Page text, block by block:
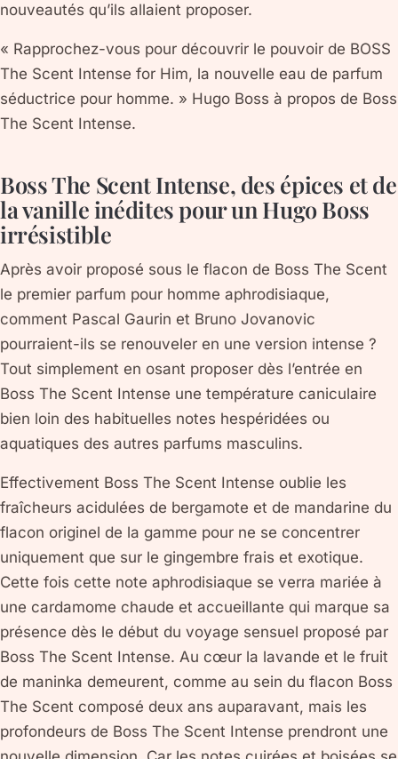
nouveautés qu’ils allaient proposer.
« Rapprochez-vous pour découvrir le pouvoir de BOSS
The Scent Intense for Him, la nouvelle eau de parfum
séductrice pour homme. » Hugo Boss à propos de Boss
The Scent Intense.
Boss The Scent Intense, des épices et de
la vanille inédites pour un Hugo Boss
irrésistible
Après avoir proposé sous le flacon de Boss The Scent
le premier parfum pour homme aphrodisiaque,
comment Pascal Gaurin et Bruno Jovanovic
pourraient-ils se renouveler en une version intense ?
Tout simplement en osant proposer dès l’entrée en
Boss The Scent Intense une température caniculaire
bien loin des habituelles notes hespéridées ou
aquatiques des autres parfums masculins.
Effectivement Boss The Scent Intense oublie les
fraîcheurs acidulées de bergamote et de mandarine du
flacon originel de la gamme pour ne se concentrer
uniquement que sur le gingembre frais et exotique.
Cette fois cette note aphrodisiaque se verra mariée à
une cardamome chaude et accueillante qui marque sa
présence dès le début du voyage sensuel proposé par
Boss The Scent Intense. Au cœur la lavande et le fruit
de maninka demeurent, comme au sein du flacon Boss
The Scent composé deux ans auparavant, mais les
profondeurs de Boss The Scent Intense prendront une